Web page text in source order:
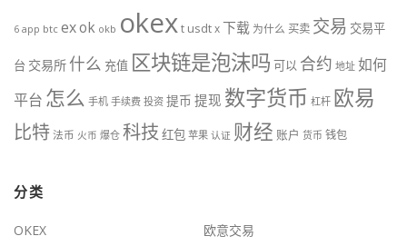
6 app btc exok okb okext usdtx下载 为什么 买卖 交易 交易平
台 交易所 什么 充值 区块链是泡沫吗 可以 合约 地址 如何
平台 怎么 手机 手续费 投资 提币 提现 数字货币 杠杆 欧易
比特法币 火币 爆仓 科技 红包 苹果 认证 财经 账户 货币 钱包
分类
OKEX 欧意交易